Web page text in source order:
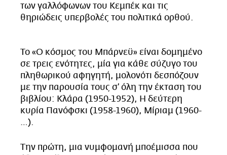
των γαλλόφωνων του Κεμπέκ και τις
θηριώδεις υπερβολές του πολιτικά ορθού.
Το «Ο κόσμος του Μπάρνεϋ» είναι δομημένο
σε τρεις ενότητες, μία για κάθε σύζυγο του
πληθωρικού αφηγητή, μολονότι δεσπόζουν
με την παρουσία τους σ’ όλη την έκταση του
βιβλίου: Κλάρα (1950-1952), Η δεύτερη
κυρία Πανόφσκι (1958-1960), Μίριαμ (1960-
…).
Την πρώτη, μια νυμφομανή μποέμισσα που